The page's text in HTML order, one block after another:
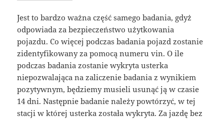
Jest to bardzo ważna część samego badania, gdyż
odpowiada za bezpieczeństwo użytkowania
pojazdu. Co więcej podczas badania pojazd zostanie
zidentyfikowany za pomocą numeru vin. O ile
podczas badania zostanie wykryta usterka
niepozwalająca na zaliczenie badania z wynikiem
pozytywnym, będziemy musieli usunąć ją w czasie
14 dni. Następnie badanie należy powtórzyć, w tej
stacji w której usterka została wykryta. Za jazdę bez